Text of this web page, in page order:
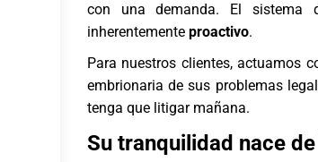
con una demanda. El sistema
inherentemente proactivo.
Para nuestros clientes, actuamos
embrionaria de sus problemas
tenga que litigar mañana.
Su tranquilidad nace